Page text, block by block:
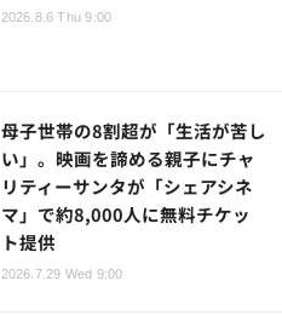
2026.8.6 Thu 9:00
母子世帯の8割超が「生活が苦し
い」。映画を諦める親子にチャ
リティーサンタが「シェアシネ
マ」で約8,000人に無料チケッ
ト提供
2026.7.29 Wed 9:00